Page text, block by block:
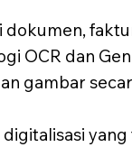
OCR dan
gambar